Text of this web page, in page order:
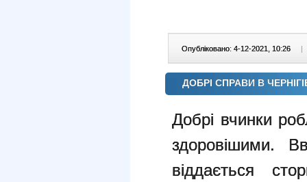
Опубліковано: 4-12-2021, 10:26 |
ДОБРІ СПРАВИ В
Добрі вчинки
здоровішими.
віддається